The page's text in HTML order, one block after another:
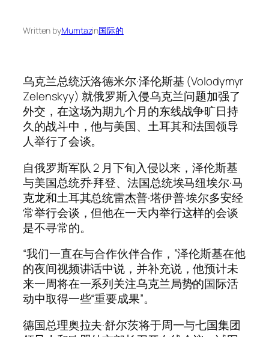
Written byMumtazin国际的
乌克兰总统沃洛德米尔·泽伦斯基 (Volodymyr
Zelenskyy) 就俄罗斯入侵乌克兰问题加强了
外交，在这场为期九个月的东线战争旷日持
久的战斗中，他与美国、土耳其和法国领导
人举行了会谈。
自俄罗斯军队 2 月下旬入侵以来，泽伦斯基
与美国总统乔·拜登、法国总统埃马纽埃尔·马
克龙和土耳其总统雷杰普·塔伊普·埃尔多安经
常举行会谈，但他在一天内举行这样的会谈
是不寻常的。
“我们一直在与合作伙伴合作，”泽伦斯基在他
的夜间视频讲话中说，并补充说，他预计未
来一周将在一系列关注乌克兰局势的国际活
动中取得一些“重要成果”。
德国总理奥拉夫·舒尔茨将于周一与七国集团